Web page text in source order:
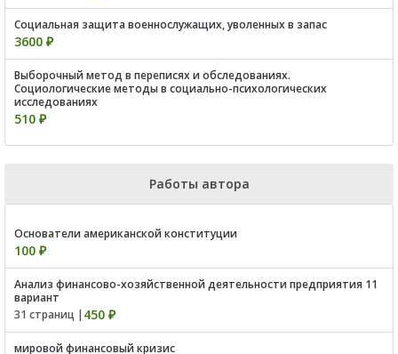
Социальная защита военнослужащих, уволенных в запас
3600 ₽
Выборочный метод в переписях и обследованиях.
Социологические методы в социально-психологических
исследованиях
510 ₽
Работы автора
Основатели американской конституции
100 ₽
Анализ финансово-хозяйственной деятельности предприятия 11
вариант
31 страниц | 450 ₽
мировой финансовый кризис